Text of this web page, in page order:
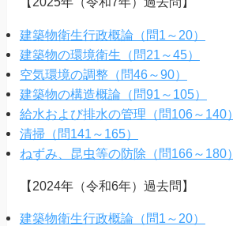
建築物衛生行政概論（問1～20）
建築物の環境衛生（問21～45）
空気環境の調整（問46～90）
建築物の構造概論（問91～105）
給水および排水の管理（問106～140）
清掃（問141～165）
ねずみ、昆虫等の防除（問166～180）
【2024年（令和6年）過去問】
建築物衛生行政概論（問1～20）